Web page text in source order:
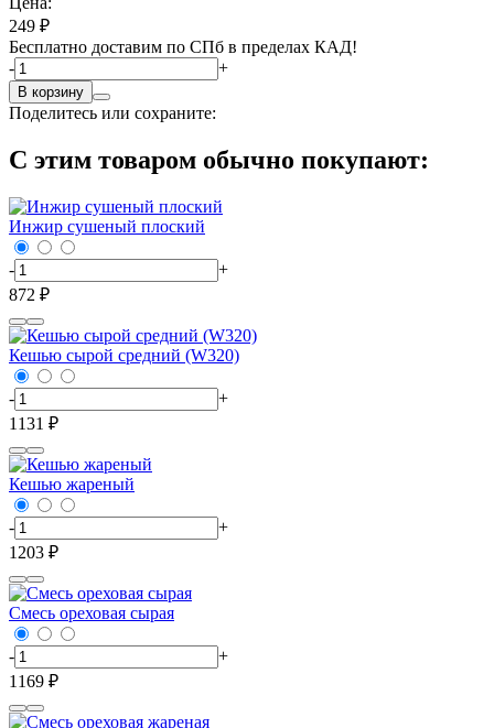
249 ₽
Бесплатно доставим по СПб в пределах КАД!
-
+
В корзину
Поделитесь или сохраните:
С этим товаром обычно покупают:
Инжир сушеный плоский
-
+
872 ₽
Кешью сырой средний (W320)
-
+
1131 ₽
Кешью жареный
-
+
1203 ₽
Смесь ореховая сырая
-
+
1169 ₽